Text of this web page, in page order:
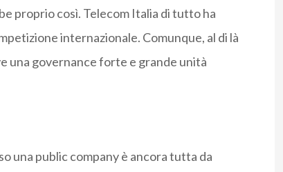
proprio così. Telecom Italia di tutto ha
internazionale. Comunque, al di là
una governance forte e grande unità
una public company è ancora tutta da